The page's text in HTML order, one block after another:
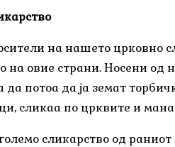
на нашето црковно
на овие страни. Носени
потоа да ја земат
сликаа по црквите и
сликарство од